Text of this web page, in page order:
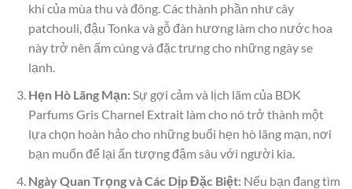
khí của mùa thu và đông. Các thành phần như cây
patchouli, đậu Tonka và gỗ đàn hương làm cho nước hoa
này trở nên ấm cúng và đặc trưng cho những ngày se
lạnh.
Hẹn Hò Lãng Mạn:Sự gợi cảm và lịch lãm của BDK
Parfums Gris Charnel Extrait làm cho nó trở thành một
lựa chọn hoàn hảo cho những buổi hẹn hò lãng mạn, nơi
bạn muốn để lại ấn tượng đậm sâu với người kia.
Ngày Quan Trọng và Các Dịp Đặc Biệt:Nếu bạn đang tìm